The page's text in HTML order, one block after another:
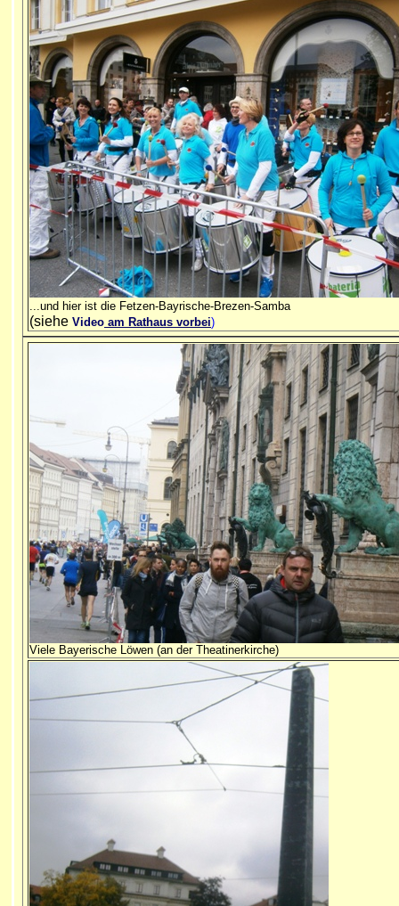
...und hier ist die Fetzen-Bayrische-Brezen-Samba
(siehe Video am Rathaus vorbei)
Viele Bayerische Löwen (an der Theatinerkirche)